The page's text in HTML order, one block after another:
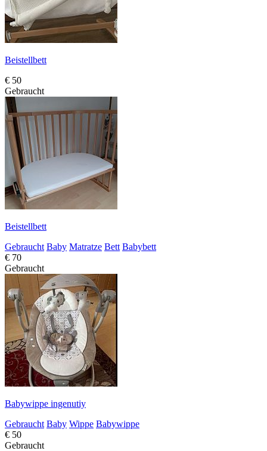
Beistellbett
€ 50
Gebraucht
Beistellbett
Gebraucht Baby Matratze Bett Babybett
€ 70
Gebraucht
Babywippe ingenutiy
Gebraucht Baby Wippe Babywippe
€ 50
Gebraucht